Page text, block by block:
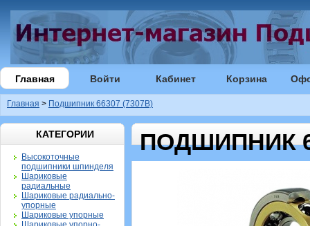
Главная Войти Кабинет Корзина
Главная > Подшипник 66307 (7307B)
КАТЕГОРИИ
Высокоточные
подшипники шпинделя
Шариковые
радиальные
Шариковые радиально-
упорные
Шариковые упорные
ПОДШИПНИК